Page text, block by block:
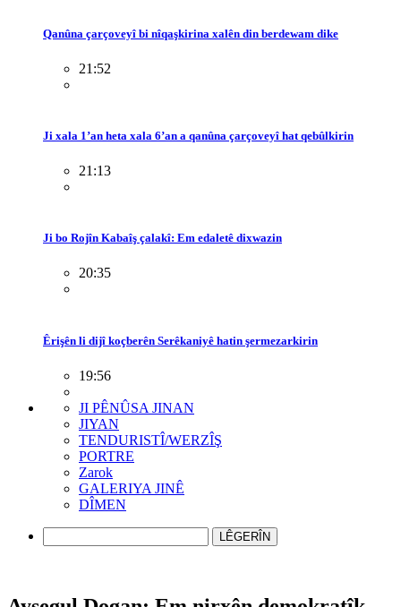
Qanûna çarçoveyî bi nîqaşkirina xalên din berdewam dike
21:52
Ji xala 1’an heta xala 6’an a qanûna çarçoveyî hat qebûlkirin
21:13
Ji bo Rojîn Kabaîş çalakî: Em edaletê dixwazin
20:35
Êrişên li dijî koçberên Serêkaniyê hatin şermezarkirin
19:56
JI PÊNÛSA JINAN
JIYAN
TENDURISTÎ/WERZÎŞ
PORTRE
Zarok
GALERIYA JINÊ
DÎMEN
LÊGERÎN